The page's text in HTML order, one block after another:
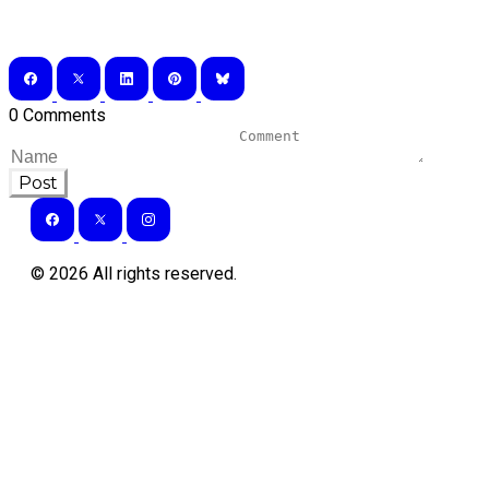
0 Comments
Post
© 2026 All rights reserved.